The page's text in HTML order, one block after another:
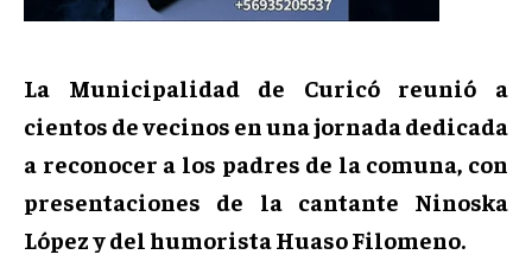
La Municipalidad de Curicó reunió a
cientos de vecinos en una jornada dedicada
a reconocer a los padres de la comuna, con
presentaciones de la cantante Ninoska
López y del humorista Huaso Filomeno.